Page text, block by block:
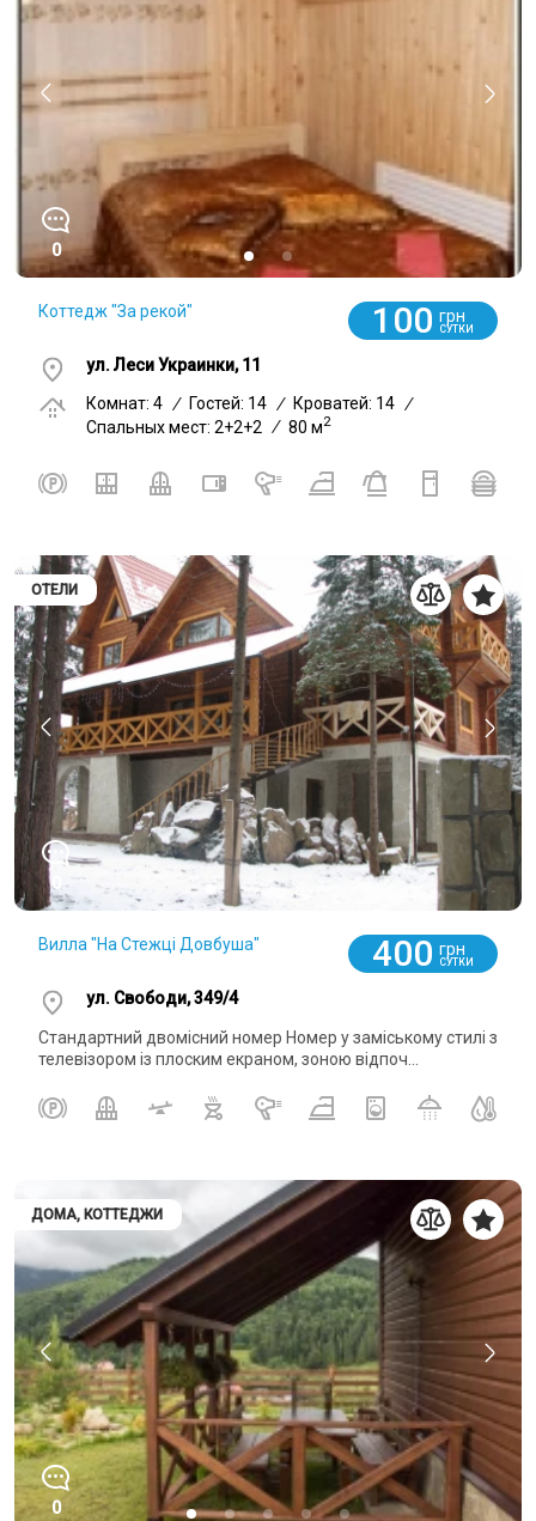
0
Коттедж "За рекой" 100 грн
СУТКИ
ул. Леси Украинки, 11
Комнат: 4 / Гостей: 14 / Кроватей: 14 /
Спальных мест: 2+2+2 / 80 м2
ОТЕЛИ
0
Вилла "На Стежці Довбуша" 400 грн
СУТКИ
ул. Свободи, 349/4
Стандартний двомісний номер Номер у заміському стилі з
телевізором із плоским екраном, зоною відпоч...
ДОМА, КОТТЕДЖИ
0